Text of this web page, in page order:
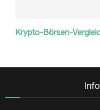
Krypto-Börsen-